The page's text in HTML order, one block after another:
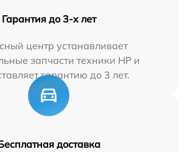
Гарантия до 3-х лет
центр устанавливает
запчасти техники HP и
гарантию до 3 лет.
доставка